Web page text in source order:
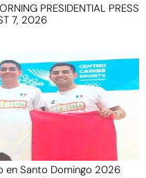
PRESIDENTIAL PRESS
7, 2026
en Santo Domingo 2026